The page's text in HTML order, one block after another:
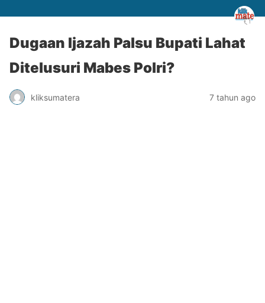
Dugaan Ijazah Palsu Bupati Lahat
Ditelusuri Mabes Polri?
kliksumatera 7 tahun ago